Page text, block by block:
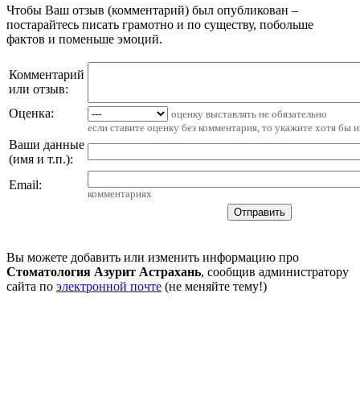
Чтобы Ваш отзыв (комментарий) был опубликован –
постарайтесь писать грамотно и по существу, побольше
фактов и поменьше эмоций.
Комментарий
или отзыв:
Оценка:
оценку выставлять не обязательно
если ставите оценку без комментария, то укажите хотя бы
Ваши данные
(имя и т.п.):
Email:
комментариях
Вы можете добавить или изменить информацию про
Стоматология Азурит Астрахань, сообщив администратору
сайта по электронной почте (не меняйте тему!)